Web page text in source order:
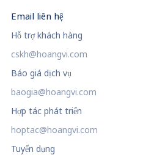
Email liên hệ
Hỗ trợ khách hàng
cskh@hoangvi.com
Báo giá dịch vụ
baogia@hoangvi.com
Hợp tác phát triển
hoptac@hoangvi.com
Tuyển dụng